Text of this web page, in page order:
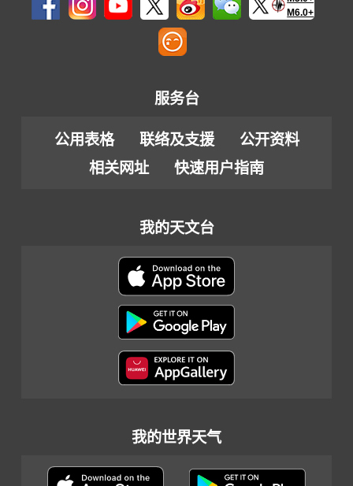
M6.0+
服务台
公用表格 联络及支援
公开资料
相关网址
快速用户指南
我的天文台
我的世界天气